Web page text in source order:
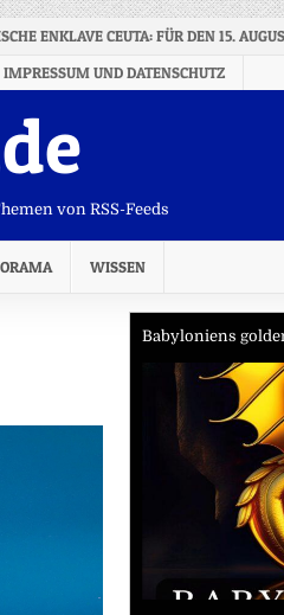
ENKLAVE CEUTA: FÜR DEN 15.
IMPRESSUM UND DATENSCHUTZ
von RSS-Feeds
WISSEN
Babyloniens